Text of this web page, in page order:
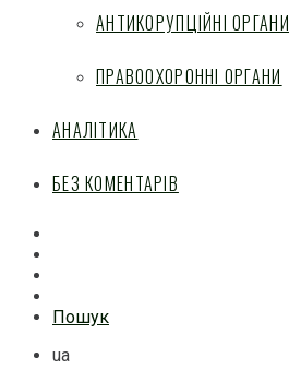
АНТИКОРУПЦІЙНІ ОРГАНИ
ПРАВООХОРОННІ ОРГАНИ
АНАЛІТИКА
БЕЗ КОМЕНТАРІВ
Пошук
ua